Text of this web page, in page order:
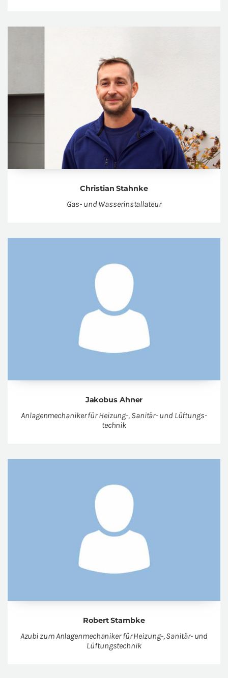
Chris­ti­an Stahn­ke
Gas- und Was­ser­in­stal­la­teur
Ja­ko­bus Ahner
An­la­gen­me­cha­ni­ker für Hei­zung-, Sa­ni­tär- und Lüf­tungs­
tech­nik
Robert Stambke
Azubi zum An­la­gen­me­cha­ni­ker für Hei­zung-, Sa­ni­tär- und
Lüf­tungs­tech­nik